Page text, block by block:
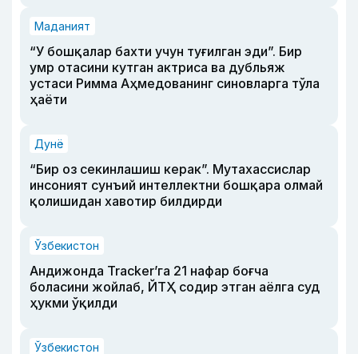
Маданият
“У бошқалар бахти учун туғилган эди”. Бир
умр отасини кутган актриса ва дубльяж
устаси Римма Аҳмедованинг синовларга тўла
ҳаёти
Дунё
“Бир оз секинлашиш керак”. Мутахассислар
инсоният сунъий интеллектни бошқара олмай
қолишидан хавотир билдирди
Ўзбекистон
Андижонда Tracker’га 21 нафар боғча
боласини жойлаб, ЙТҲ содир этган аёлга суд
ҳукми ўқилди
Ўзбекистон